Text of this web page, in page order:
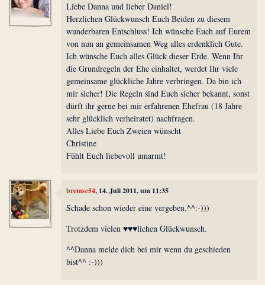
Liebe Danna und lieber Daniel!
Herzlichen Glückwunsch Euch Beiden zu diesem
wunderbaren Entschluss! Ich wünsche Euch auf Eurem
von nun an gemeinsamen Weg alles erdenklich Gute.
Ich wünsche Euch alles Glück dieser Erde. Wenn Ihr
die Grundregeln der Ehe einhaltet, werdet Ihr viele
gemeinsame glückliche Jahre verbringen. Da bin ich
mir sicher! Die Regeln sind Euch sicher bekannt, sonst
dürft ihr gerne bei mir erfahrenen Ehefrau (18 Jahre
sehr glücklich verheiratet) nachfragen.
Alles Liebe Euch Zweien wünscht
Christine
Fühlt Euch liebevoll umarmt!
bremse54, 14. Juli 2011, um 11:35
Schade schon wieder eine vergeben.^^:-)))
Trotzdem vielen ♥♥♥lichen Glückwunsch.
^^Danna melde dich bei mir wenn du geschieden
bist^^ :-)))